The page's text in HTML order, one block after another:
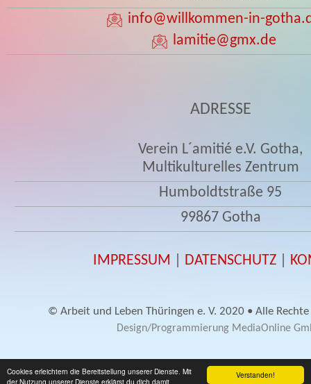
Verstanden!
Cookies erleichtern die Bereitstellung unserer Dienste. Mit
der Nutzung unserer Dienste erklärst du dich damit
info@willkommen-in-
lamitie@gmx.de
ADRESSE
Verein L´amitié e.V. Gotha,
Multikulturelles Zentrum
Humboldtstraße 95
99867 Gotha
IMPRESSUM DATENSCHUTZ
© Arbeit und Leben Thüringen e. V. 2020 • Alle
Design/Programmierung MediaOnline